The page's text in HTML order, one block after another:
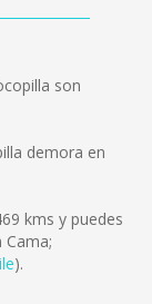
son
demora en
kms y puedes
Cama;
).